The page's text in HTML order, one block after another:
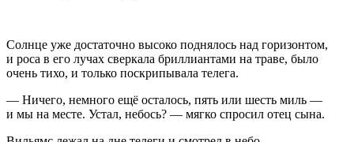
Солнце уже достаточно высоко поднялось над горизонтом,
и роса в его лучах сверкала бриллиантами на траве, было
очень тихо, и только поскрипывала телега.
— Ничего, немного ещё осталось, пять или шесть миль —
и мы на месте. Устал, небось? — мягко спросил отец сына.